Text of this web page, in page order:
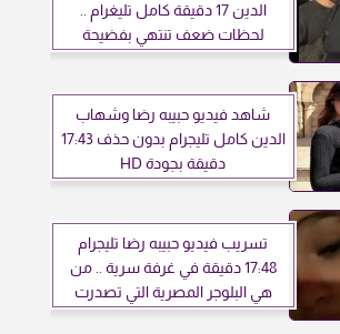
الدين 17 دقيقة كامل تليغرام ..
لحظات ضعف تنتهي بفضيحة
شاهد فيديو حبيبه رضا وشهاب
الدين كامل تليجرام بدون حذف 17:43
دقيقة بجودة HD
تسريب فيديو حبيبه رضا تليجرام
17:48 دقيقة في غرفة سرية .. من
هي البلوجر المصرية التي تصدرت